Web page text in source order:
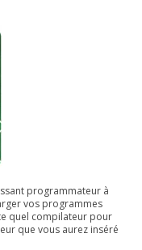
programmateur à
vos programmes
quel compilateur pour
que vous aurez inséré